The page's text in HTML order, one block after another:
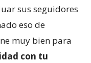
sus seguidores
eso de
muy bien para
con tu